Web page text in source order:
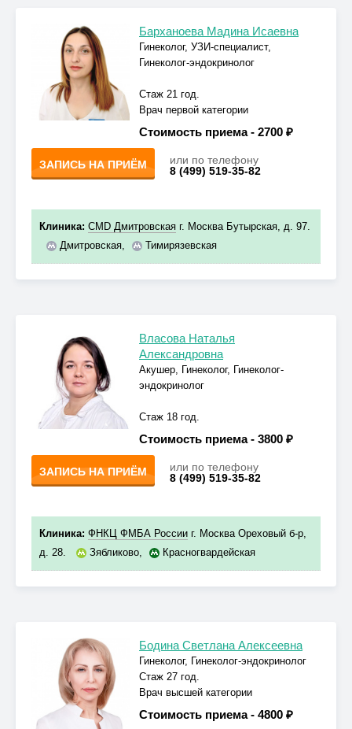
Барханоева Мадина Исаевна
Гинеколог, УЗИ-специалист,
Гинеколог-эндокринолог
Стаж 21 год.
Врач первой категории
Стоимость приема - 2700 ₽
ЗАПИСЬ НА ПРИЁМ
или по телефону
8 (499) 519-35-82
Клиника: CMD Дмитровская г. Москва Бутырская, д. 97.
Дмитровская, Тимирязевская
Власова Наталья
Александровна
Акушер, Гинеколог, Гинеколог-
эндокринолог
Стаж 18 год.
Стоимость приема - 3800 ₽
ЗАПИСЬ НА ПРИЁМ
или по телефону
8 (499) 519-35-82
Клиника: ФНКЦ ФМБА России г. Москва Ореховый б-р,
д. 28.
Зябликово, Красногвардейская
Бодина Светлана Алексеевна
Гинеколог, Гинеколог-эндокринолог
Стаж 27 год.
Врач высшей категории
Стоимость приема - 4800 ₽